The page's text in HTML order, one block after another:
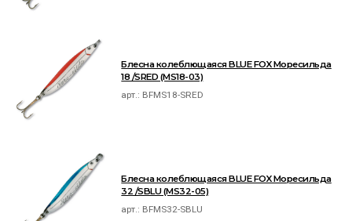
Блесна колеблющаяся BLUE FOX Моресильда
18 /SRED (MS18-03)
арт.: BFMS18-SRED
Блесна колеблющаяся BLUE FOX Моресильда
32 /SBLU (MS32-05)
арт.: BFMS32-SBLU